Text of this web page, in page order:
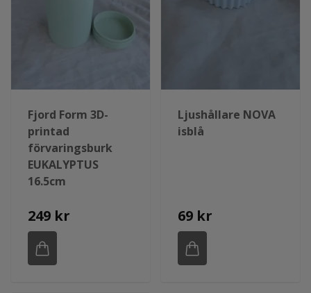
Fjord Form 3D-
printad
förvaringsburk
EUKALYPTUS
16.5cm
249 kr
Ljushållare NOVA
isblå
69 kr